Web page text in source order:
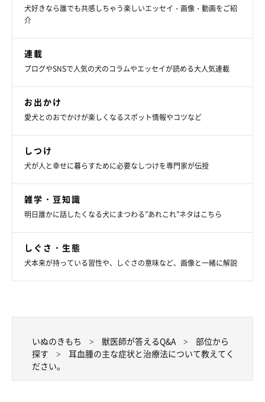
犬好きなら誰でも共感しちゃう楽しいエッセイ・画像・動画をご紹
介
連載
ブログやSNSで人気の犬のコラムやエッセイが読める大人気連載
お出かけ
愛犬とのおでかけが楽しくなるスポット情報やコツなど
しつけ
犬が人と幸せに暮らすために必要なしつけを専門家が伝授
雑学・豆知識
明日誰かに話したくなる犬にまつわる”あれこれ”ネタはこちら
しぐさ・生態
犬本来が持っている習性や、しぐさの意味など、画像と一緒に解説
いぬのきもち 獣医師が答えるQ&A
部位から
探す
耳血腫の主な症状と治療法について教えてく
ださい。